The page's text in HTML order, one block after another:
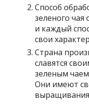
Способ
зеленого
и каждый
свои
Страна
славятся
зеленым
Они имеют
выращивания